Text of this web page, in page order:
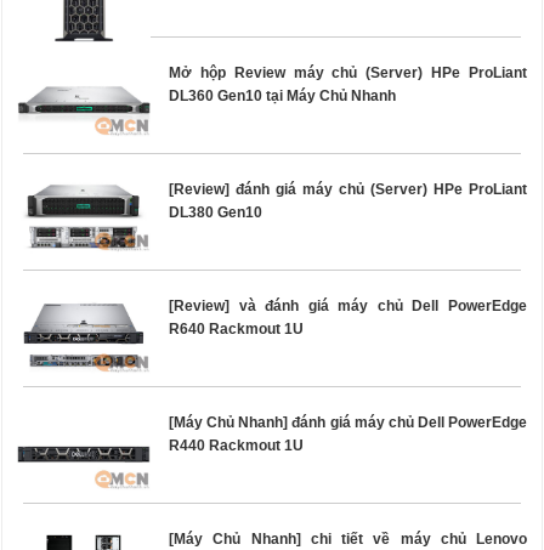
Mở hộp Review máy chủ (Server) HPe ProLiant
DL360 Gen10 tại Máy Chủ Nhanh
[Review] đánh giá máy chủ (Server) HPe ProLiant
DL380 Gen10
[Review] và đánh giá máy chủ Dell PowerEdge
R640 Rackmout 1U
[Máy Chủ Nhanh] đánh giá máy chủ Dell PowerEdge
R440 Rackmout 1U
[Máy Chủ Nhanh] chi tiết về máy chủ Lenovo